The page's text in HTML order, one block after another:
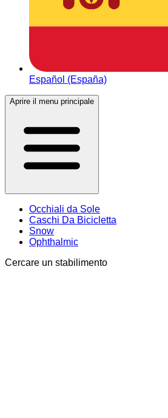
Español (España)
Aprire il menu principale
Occhiali da Sole
Caschi Da Bicicletta
Snow
Ophthalmic
Cercare un stabilimento